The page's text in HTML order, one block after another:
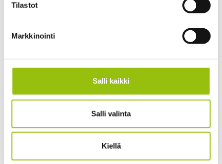
Tilastot
Markkinointi
Salli kaikki
Salli valinta
Kiellä
Pääkouluttajat:
, Ratkaisukeskeinen yksilö- ja
paripsykoterapeutti, Ratkaisukeskeinen psykoterapian
maisteri, Hypnoosiohjaaja, Sosionomi.
Terhi Kivikoski, Kognitiivinen yksilöpsykoterapeutti,
Ratkaisukeskeinen terapeutti, Hypnoterapeutti ja
kuvataideterapeutti, EMDR Terapeutti, Sosionomi,